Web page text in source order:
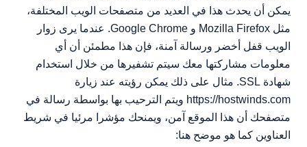
يمكن أن يحدث هذا في العديد من متصفحات الويب المختلفة،
مثل Mozilla Firefox و Google Chrome. عندما يرى زوار
الويب قفل أخضر ورسالة آمنة، فإن هذا مطمئن أن أي
معلومات مشاركتها معك سيتم تشفيرها من خلال استخدام
شهادة SSL. مثال على ذلك يمكن رؤيته عند زيارة
https://hostwinds.com ويتم الترحيب بها بواسطة رسالة في
متصفحك أن هذا الموقع آمن، ويمنحك مؤشرا مرئيا في شريط
العناوين كما هو موضح هنا: